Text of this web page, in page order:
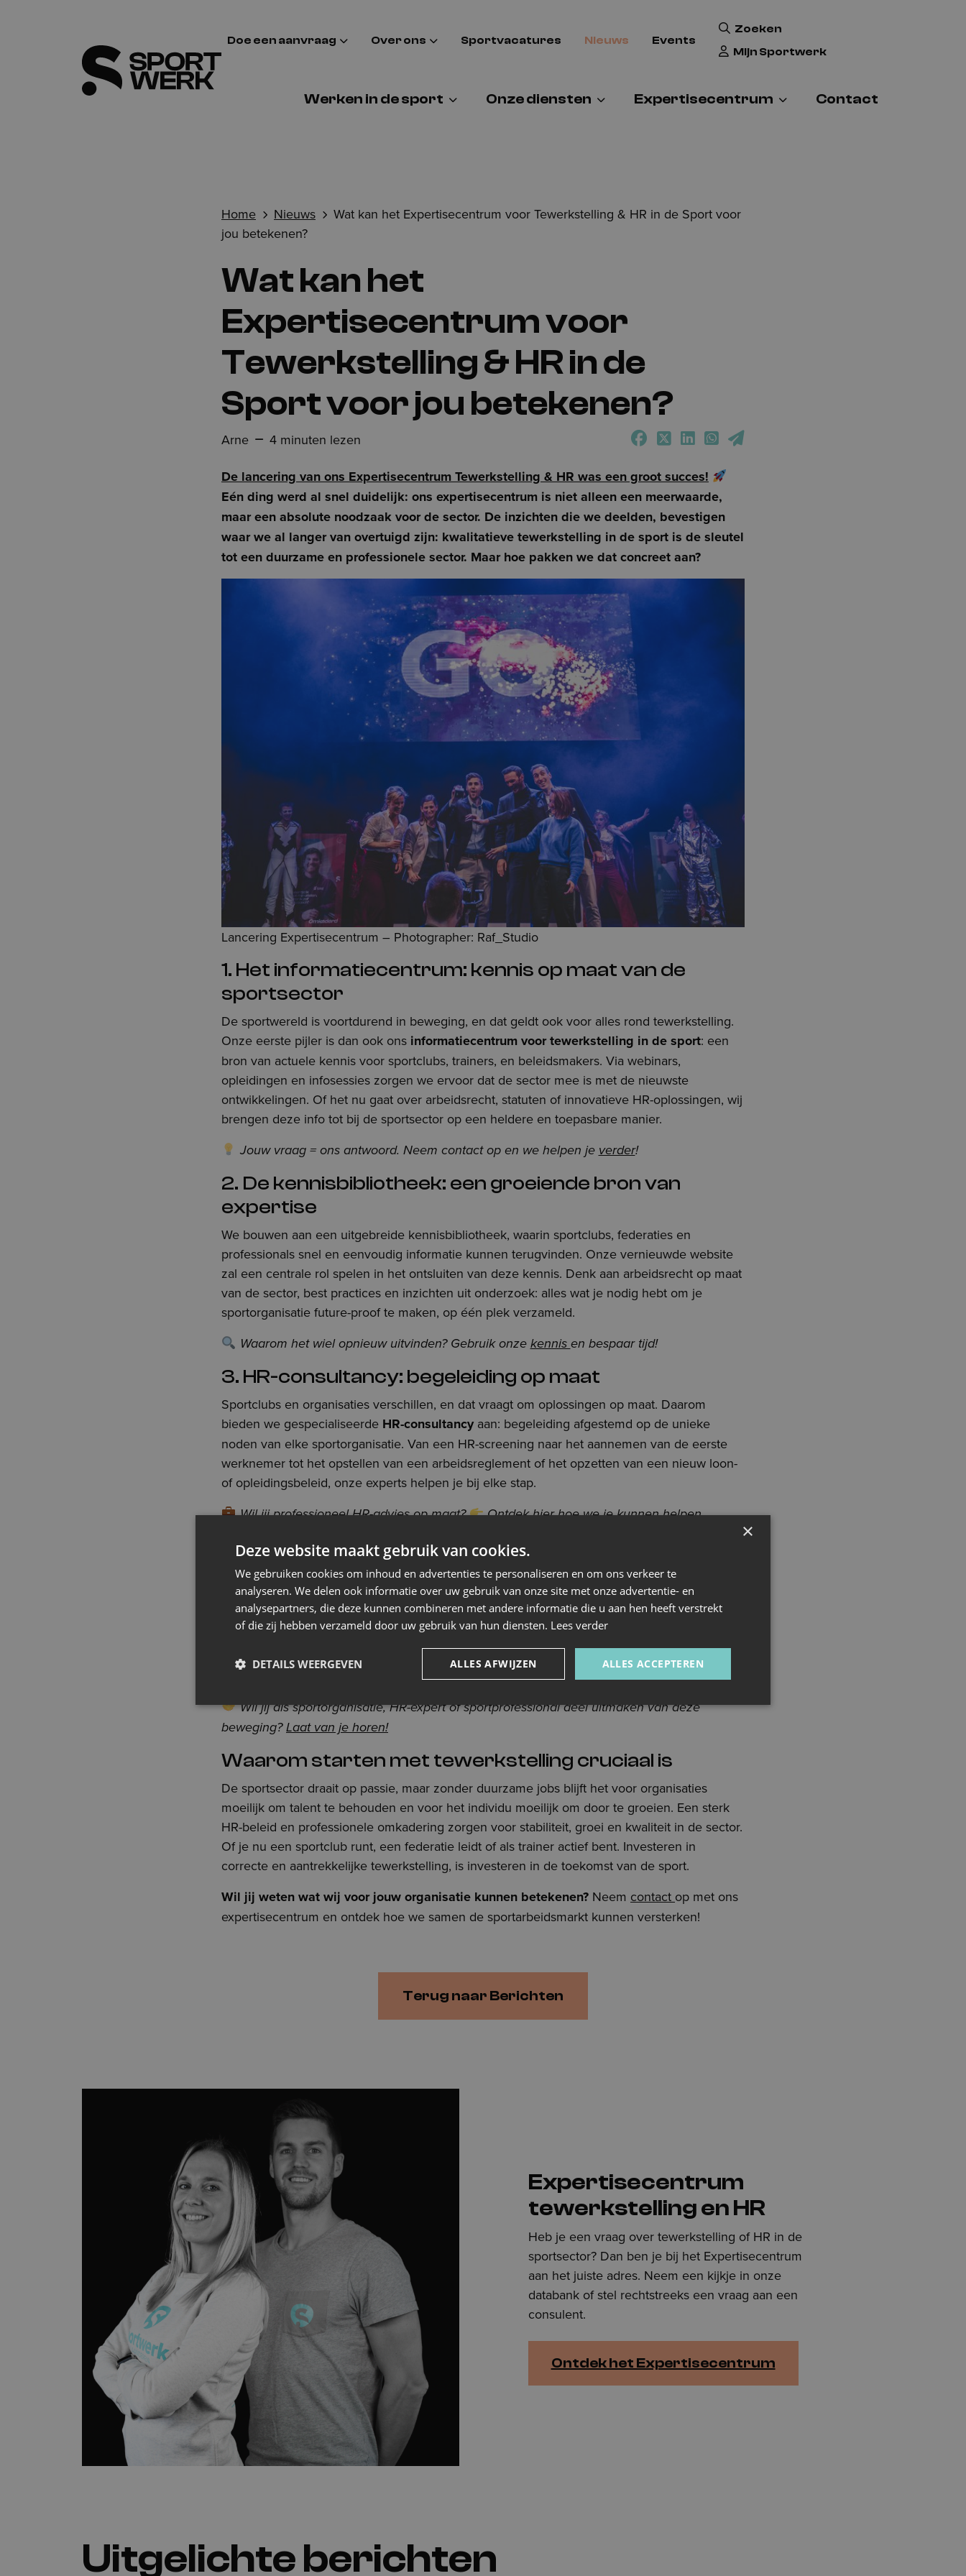
Doe een aanvraag Over ons Sportvacatures Nieuws Events
Zoeken
Mijn Sportwerk
Werken in de sport Onze diensten Expertisecentrum Contact
Home Nieuws
Wat kan het Expertisecentrum voor Tewerkstelling & HR in de Sport voor
jou betekenen?
Wat kan het
Expertisecentrum voor
Tewerkstelling & HR in de
Sport voor jou betekenen?
Arne 4 minuten lezen Facebook
TwitterLinkedInWhatsApp
Email
De lancering van ons Expertisecentrum Tewerkstelling & HR was een groot succes!
Eén ding werd al snel duidelijk: ons expertisecentrum is niet alleen een meerwaarde,
maar een absolute noodzaak voor de sector. De inzichten die we deelden, bevestigen
waar we al langer van overtuigd zijn: kwalitatieve tewerkstelling in de sport is de sleutel
tot een duurzame en professionele sector. Maar hoe pakken we dat concreet aan?
Lancering Expertisecentrum – Photographer: Raf_Studio
1. Het informatiecentrum: kennis op maat van de
sportsector
De sportwereld is voortdurend in beweging, en dat geldt ook voor alles rond tewerkstelling.
Onze eerste pijler is dan ook ons informatiecentrum voor tewerkstelling in de sport: een
bron van actuele kennis voor sportclubs, trainers, en beleidsmakers. Via webinars,
opleidingen en infosessies zorgen we ervoor dat de sector mee is met de nieuwste
ontwikkelingen. Of het nu gaat over arbeidsrecht, statuten of innovatieve HR-oplossingen, wij
brengen deze info tot bij de sportsector op een heldere en toepasbare manier.
Jouw vraag = ons antwoord. Neem contact op en we helpen je verder!
2. De kennisbibliotheek: een groeiende bron van
expertise
We bouwen aan een uitgebreide kennisbibliotheek, waarin sportclubs, federaties en
professionals snel en eenvoudig informatie kunnen terugvinden. Onze vernieuwde website
zal een centrale rol spelen in het ontsluiten van deze kennis. Denk aan arbeidsrecht op maat
van de sector, best practices en inzichten uit onderzoek: alles wat je nodig hebt om je
sportorganisatie future-proof te maken, op één plek verzameld.
Waarom het wiel opnieuw uitvinden? Gebruik onzekennisen bespaar tijd!
3. HR-consultancy: begeleiding op maat
Sportclubs en organisaties verschillen, en dat vraagt om oplossingen op maat. Daarom
bieden we gespecialiseerde HR-consultancy aan: begeleiding afgestemd op de unieke
noden van elke sportorganisatie. Van een HR-screening naar het aannemen van de eerste
werknemer tot het opstellen van een arbeidsreglement of het opzetten van een nieuw loon-
of opleidingsbeleid, onze experts helpen je bij elke stap.
Wil jij professioneel HR-advies op maat? Ontdek hier hoe we je kunnen helpen.
4. De expertengroep: samen bouwen aan de
toekomst
Tewerkstelling in de sport vraagt om een brede blik en samenwerking tussen verschillende
sectoren. Daarom nemen we in 2025 het initiatief om een expertengroep op te richten. We
brengen professionals uit de sportwereld, HR-experten, academici en beleidsmakers samen
om structurele oplossingen te ontwikkelen. Zo willen we drempels verlagen, helpen jobs
creëren en de arbeidsmarkt in de sportsector toegankelijker en aantrekkelijker maken.
Wil jij als sportorganisatie, HR-expert of sportprofessional deel uitmaken van deze
beweging?Laat van je horen!
Waarom starten met tewerkstelling cruciaal is
De sportsector draait op passie, maar zonder duurzame jobs blijft het voor organisaties
moeilijk om talent te behouden en voor het individu moeilijk om door te groeien. Een sterk
HR-beleid en professionele omkadering zorgen voor stabiliteit, groei en kwaliteit in de sector.
Of je nu een sportclub runt, een federatie leidt of als trainer actief bent. Investeren in
correcte en aantrekkelijke tewerkstelling, is investeren in de toekomst van de sport.
Wil jij weten wat wij voor jouw organisatie kunnen betekenen? Neem contact op met ons
expertisecentrum en ontdek hoe we samen de sportarbeidsmarkt kunnen versterken!
Terug naar Berichten
Expertisecentrum
tewerkstelling en HR
Heb je een vraag over tewerkstelling of HR in de
sportsector? Dan ben je bij het Expertisecentrum
aan het juiste adres. Neem een kijkje in onze
databank of stel rechtstreeks een vraag aan een
consulent.
Ontdek het Expertisecentrum
Uitgelichteberichten
×
Deze website maakt gebruik van cookies.
We gebruiken cookies om inhoud en advertenties te personaliseren en om ons verkeer te
analyseren. We delen ook informatie over uw gebruik van onze site met onze advertentie- en
analysepartners, die deze kunnen combineren met andere informatie die u aan hen heeft verstrekt
of die zij hebben verzameld door uw gebruik van hun diensten. Lees verder
ALLES ACCEPTEREN
ALLES AFWIJZEN
DETAILS WEERGEVEN